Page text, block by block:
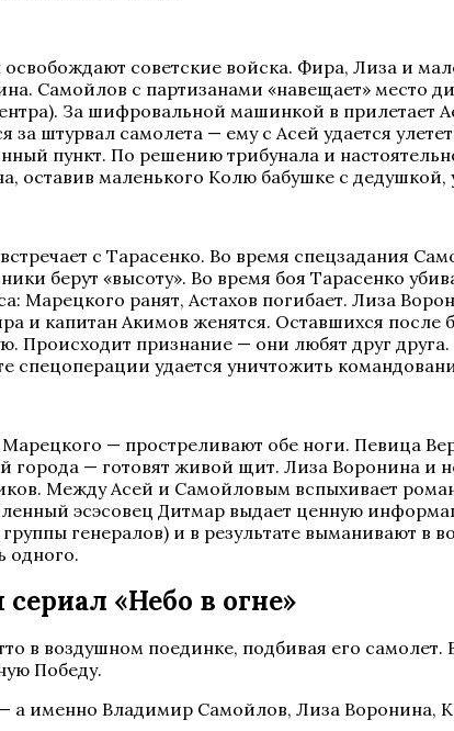
советские войска. Фира, Лиза и
Самойлов с партизанами «навещает»
За шифровальной машинкой в прилетает
за штурвал самолета — ему с Асей удается
пункт. По решению трибунала и
оставив маленького Колю бабушке с дедушкой,
с Тарасенко. Во время спецзадания
берут «высоту». Во время боя Тарасенко
Марецкого ранят, Астахов погибает. Лиза
и капитан Акимов женятся. Оставшихся
Происходит признание — они любят друг
спецоперации удается уничтожить
— простреливают обе ноги. Певица
города — готовят живой щит. Лиза Воронина и
Между Асей и Самойловым вспыхивает
эсэсовец Дитмар выдает ценную
генералов) и в результате выманивают
одного.
«Небо в огне»
в воздушном поединке, подбивая его
Победу.
— а именно Владимир Самойлов, Лиза